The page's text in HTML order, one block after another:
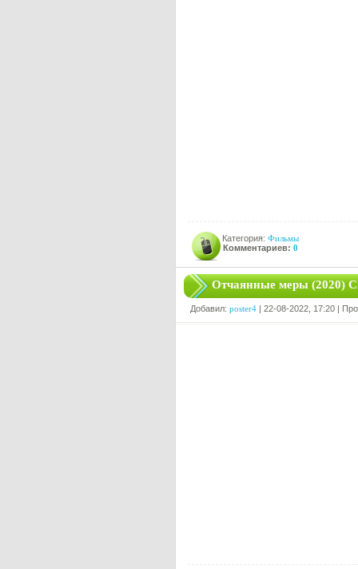
Категория: Фильмы
Комментариев: 0
Отчаянные меры (2020)
Добавил: poster4 | 22-08-2022, 17:20 |